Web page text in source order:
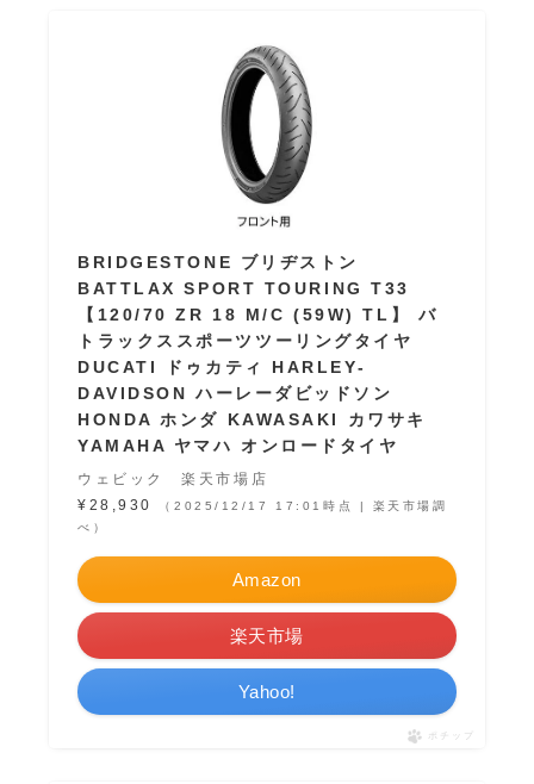
BRIDGESTONE ブリヂストン
BATTLAX SPORT TOURING T33
【120/70 ZR 18 M/C (59W) TL】 バ
トラックススポーツツーリングタイヤ
DUCATI ドゥカティ HARLEY-
DAVIDSON ハーレーダビッドソン
HONDA ホンダ KAWASAKI カワサキ
YAMAHA ヤマハ オンロードタイヤ
ウェビック 楽天市場店
¥28,930
（2025/12/17 17:01時点 | 楽天市場調
べ）
Amazon
楽天市場
Yahoo!
ポチップ